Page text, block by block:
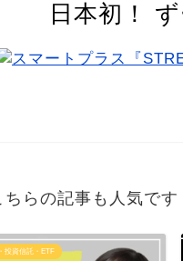
日本初！
ちらの記事も人気です
投資信託・ETF